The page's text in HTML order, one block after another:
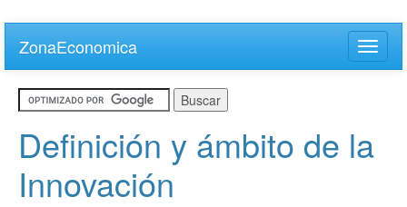
main
content
ZonaEconomica
Toggle
Definición y ámbito de la
Innovación